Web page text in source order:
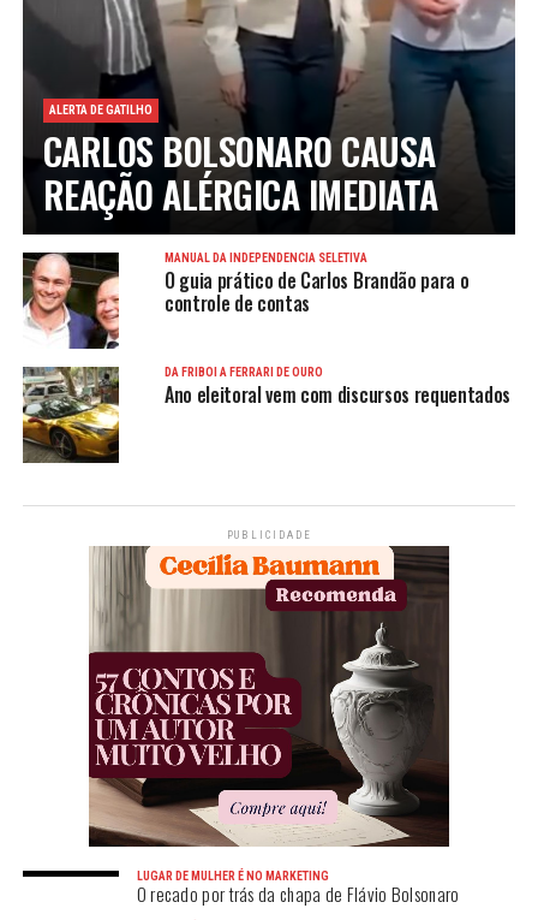
ALERTA DE GATILHO
CARLOS BOLSONARO CAUSA
REAÇÃO ALÉRGICA IMEDIATA
MANUAL DA INDEPENDÊNCIA SELETIVA
O guia prático de Carlos Brandão para o
controle de contas
DA FRIBOI À FERRARI DE OURO
Ano eleitoral vem com discursos requentados
PUBLICIDADE
LUGAR DE MULHER É NO MARKETING
O recado por trás da chapa de Flávio Bolsonaro